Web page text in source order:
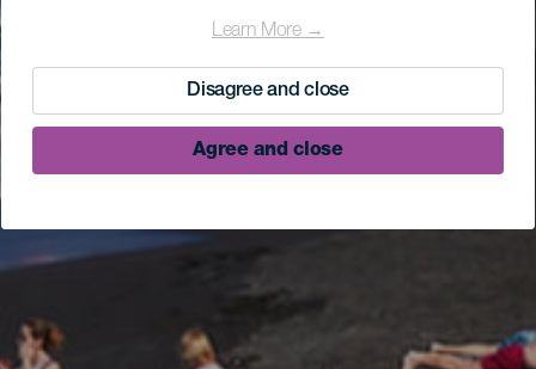
Learn More →
Disagree and close
Agree and close